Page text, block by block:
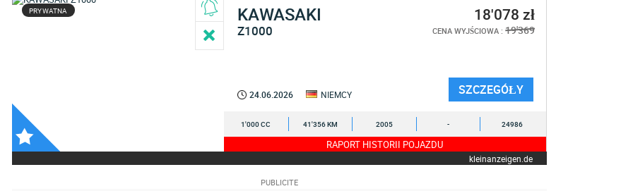
PRYWATNA KAWASAKI
Z1000
18'078 zł
CENA WYJŚCIOWA : 19'369
24.06.2026 NIEMCY SZCZEGÓŁY
1'000 CC 41'356 KM 2005 - 24986
RAPORT HISTORII POJAZDU
kleinanzeigen.de